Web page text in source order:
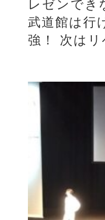
レゼンでき
武道館は行
強！ 次はリ